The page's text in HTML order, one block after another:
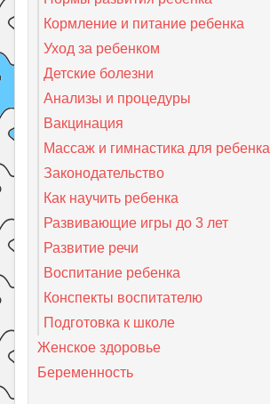
Кормление и питание ребенка
Уход за ребенком
Детские болезни
Анализы и процедуры
Вакцинация
Массаж и гимнастика для ребенка
Законодательство
Как научить ребенка
Развивающие игры до 3 лет
Развитие речи
Воспитание ребенка
Конспекты воспитателю
Подготовка к школе
Женское здоровье
Беременность